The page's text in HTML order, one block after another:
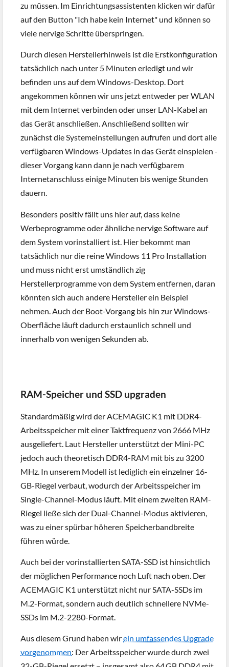
zu müssen. Im Einrichtungsassistenten klicken wir dafür
auf den Button "Ich habe kein Internet" und können so
viele nervige Schritte überspringen.
Durch diesen Herstellerhinweis ist die Erstkonfiguration
tatsächlich nach unter 5 Minuten erledigt und wir
befinden uns auf dem Windows-Desktop. Dort
angekommen können wir uns jetzt entweder per WLAN
mit dem Internet verbinden oder unser LAN-Kabel an
das Gerät anschließen. Anschließend sollten wir
zunächst die Systemeinstellungen aufrufen und dort alle
verfügbaren Windows-Updates in das Gerät einspielen -
dieser Vorgang kann dann je nach verfügbarem
Internetanschluss einige Minuten bis wenige Stunden
dauern.
Besonders positiv fällt uns hier auf, dass keine
Werbeprogramme oder ähnliche nervige Software auf
dem System vorinstalliert ist. Hier bekommt man
tatsächlich nur die reine Windows 11 Pro Installation
und muss nicht erst umständlich zig
Herstellerprogramme von dem System entfernen, daran
könnten sich auch andere Hersteller ein Beispiel
nehmen. Auch der Boot-Vorgang bis hin zur Windows-
Oberfläche läuft dadurch erstaunlich schnell und
innerhalb von wenigen Sekunden ab.
RAM-Speicher und SSD upgraden
Standardmäßig wird der ACEMAGIC K1 mit DDR4-
Arbeitsspeicher mit einer Taktfrequenz von 2666 MHz
ausgeliefert. Laut Hersteller unterstützt der Mini-PC
jedoch auch theoretisch DDR4-RAM mit bis zu 3200
MHz. In unserem Modell ist lediglich ein einzelner 16-
GB-Riegel verbaut, wodurch der Arbeitsspeicher im
Single-Channel-Modus läuft. Mit einem zweiten RAM-
Riegel ließe sich der Dual-Channel-Modus aktivieren,
was zu einer spürbar höheren Speicherbandbreite
führen würde.
Auch bei der vorinstallierten SATA-SSD ist hinsichtlich
der möglichen Performance noch Luft nach oben. Der
ACEMAGIC K1 unterstützt nicht nur SATA-SSDs im
M.2-Format, sondern auch deutlich schnellere NVMe-
SSDs im M.2-2280-Format.
Aus diesem Grund haben wirein umfassendes Upgrade
vorgenommen: Der Arbeitsspeicher wurde durch zwei